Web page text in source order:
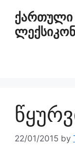
ქართული
22/01/2015 by